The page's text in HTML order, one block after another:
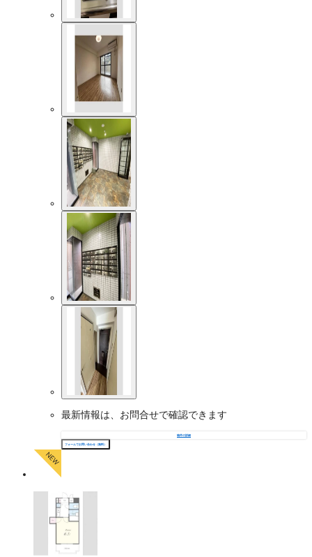
最新情報は、お問合せで確認できます
物件の詳細
フォームでお問い合わせ（無料）